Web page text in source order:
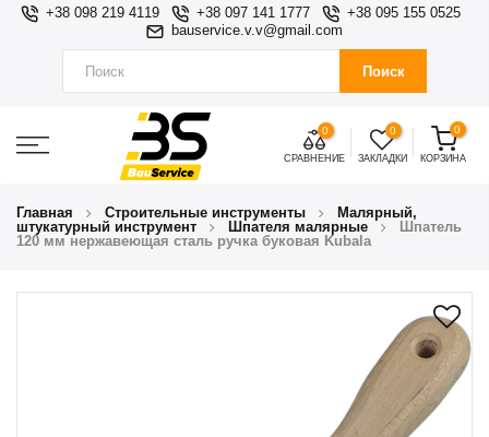
+38 098 219 4119 +38 097 141 1777
+38 095 155 0525
bauservice.v.v@gmail.com
Поиск
0
СРАВНЕНИЕ
0
ЗАКЛАДКИ
0
КОРЗИНА
Главная Строительные инструменты
Малярный,
штукатурный инструмент
Шпателя малярные
Шпатель
120 мм нержавеющая сталь ручка буковая Kubala